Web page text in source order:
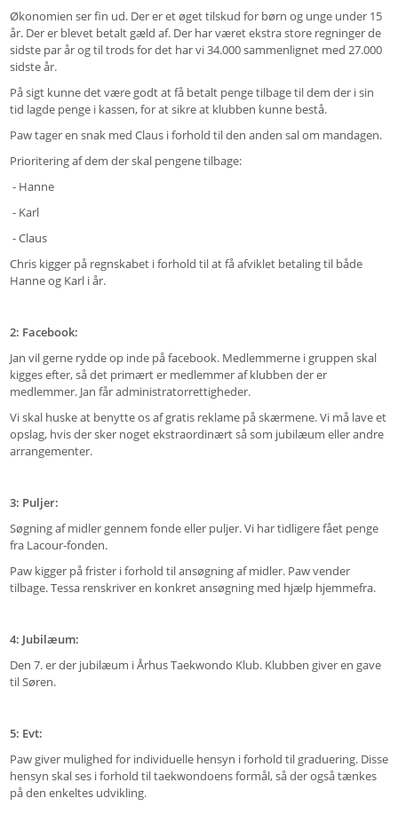
Økonomien ser fin ud. Der er et øget tilskud for børn og unge under 15
år. Der er blevet betalt gæld af. Der har været ekstra store regninger de
sidste par år og til trods for det har vi 34.000 sammenlignet med 27.000
sidste år.
På sigt kunne det være godt at få betalt penge tilbage til dem der i sin
tid lagde penge i kassen, for at sikre at klubben kunne bestå.
Paw tager en snak med Claus i forhold til den anden sal om mandagen.
Prioritering af dem der skal pengene tilbage:
- Hanne
- Karl
- Claus
Chris kigger på regnskabet i forhold til at få afviklet betaling til både
Hanne og Karl i år.
2: Facebook:
Jan vil gerne rydde op inde på facebook. Medlemmerne i gruppen skal
kigges efter, så det primært er medlemmer af klubben der er
medlemmer. Jan får administratorrettigheder.
Vi skal huske at benytte os af gratis reklame på skærmene. Vi må lave et
opslag, hvis der sker noget ekstraordinært så som jubilæum eller andre
arrangementer.
3: Puljer:
Søgning af midler gennem fonde eller puljer. Vi har tidligere fået penge
fra Lacour-fonden.
Paw kigger på frister i forhold til ansøgning af midler. Paw vender
tilbage. Tessa renskriver en konkret ansøgning med hjælp hjemmefra.
4: Jubilæum:
Den 7. er der jubilæum i Århus Taekwondo Klub. Klubben giver en gave
til Søren.
5: Evt:
Paw giver mulighed for individuelle hensyn i forhold til graduering. Disse
hensyn skal ses i forhold til taekwondoens formål, så der også tænkes
på den enkeltes udvikling.